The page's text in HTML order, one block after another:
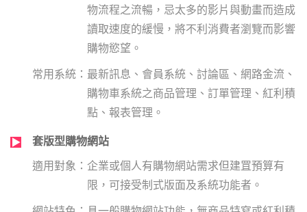
物流程之流暢，忌太多的影片與動畫而造成
讀取速度的緩慢，將不利消費者瀏覽而影響
購物慾望。
最新訊息、會員系統、討論區、網路金流、
購物車系統之商品管理、訂單管理、紅利積
點、報表管理。
套版型購物網站
企業或個人有購物網站需求但建罝預算有
限，可接受制式版面及系統功能者。